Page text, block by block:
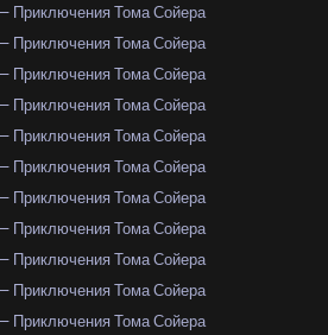
Приключения Тома Сойера
Приключения Тома Сойера
Приключения Тома Сойера
Приключения Тома Сойера
Приключения Тома Сойера
Приключения Тома Сойера
Приключения Тома Сойера
Приключения Тома Сойера
Приключения Тома Сойера
Приключения Тома Сойера
Приключения Тома Сойера